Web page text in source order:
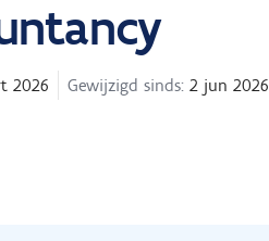
2026 Gewijzigd sinds: 2 jun 2026